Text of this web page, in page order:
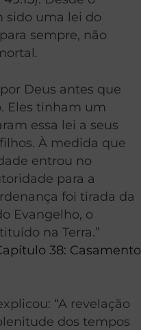
sido uma lei do
sempre, não
Deus antes que
Eles tinham um
essa lei a seus
À medida que
entrou no
para a
foi tirada da
Evangelho, o
na Terra.”
38: Casamento
“A revelação
dos tempos